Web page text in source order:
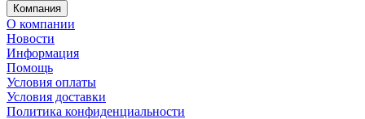
Компания
О компании
Новости
Информация
Помощь
Условия оплаты
Условия доставки
Политика конфиденциальности